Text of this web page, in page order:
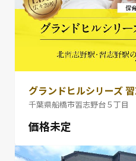
グランドヒルシリーズ
千葉県船橋市習志野台５丁目
価格未定